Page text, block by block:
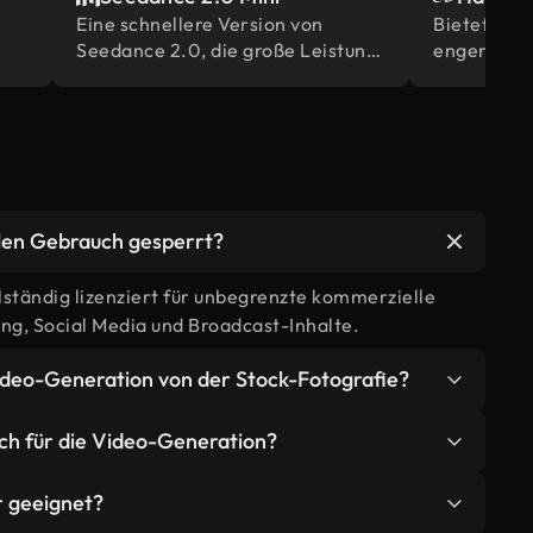
Eine schnellere Version von
Seedance 2.0, die große Leistung
Bietet
engere
Gebrauch gesperrt?
lizenziert für unbegrenzte kommerzielle
Social Media und Broadcast-Inhalte.
Generation von der Stock-Fotografie?
bereits bestehenden Aktienbibliotheken.Es
für die Video-Generation?
und Ultimate-Mitglieder genießen
geeignet?